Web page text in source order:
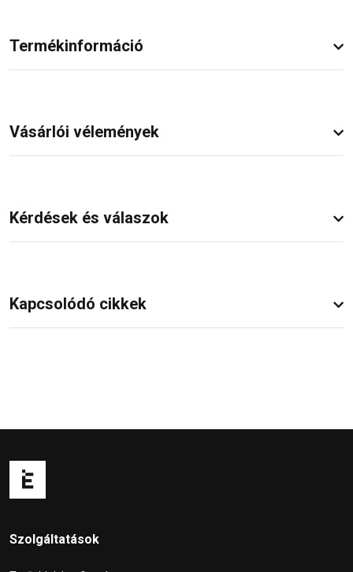
Termékinformáció
Vásárlói vélemények
Kérdések és válaszok
Kapcsolódó cikkek
Szolgáltatások